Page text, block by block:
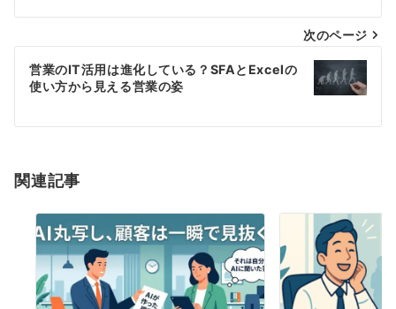
ビ
ゲ
ー
ョ
次のページ
営業のIT活用は進化している？SFAとExcelの
使い方から見える営業の姿
関連記事